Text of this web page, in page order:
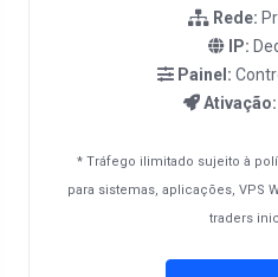
Rede:
IP:
Painel:
Ativação:
* Tráfego ilimitado sujeito à
para sistemas, aplicações, VPS
traders